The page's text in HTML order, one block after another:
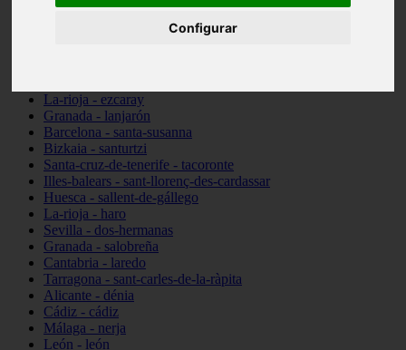
Configurar
Valladolid - fuensaldaña
La-rioja - ezcaray
Granada - lanjarón
Barcelona - santa-susanna
Bizkaia - santurtzi
Santa-cruz-de-tenerife - tacoronte
Illes-balears - sant-llorenç-des-cardassar
Huesca - sallent-de-gállego
La-rioja - haro
Sevilla - dos-hermanas
Granada - salobreña
Cantabria - laredo
Tarragona - sant-carles-de-la-ràpita
Alicante - dénia
Cádiz - cádiz
Málaga - nerja
León - león